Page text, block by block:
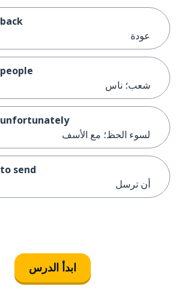
back
عودة
people
شعب؛ ناس
unfortunately
لسوء الحظ؛ مع الأسف
to send
أن ترسل
ابدأ الدرس